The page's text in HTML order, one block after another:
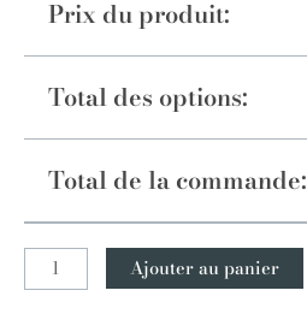
Prix du produit:
Total des options:
Total de la commande:
Ajouter au panier